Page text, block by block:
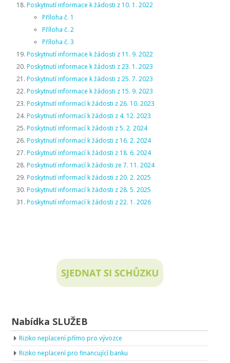
Poskytnutí informace k žádosti z 10. 1. 2022
Příloha č. 1
Příloha č. 2
Příloha č. 3
Poskytnutí informace k žádosti z 11. 9. 2022
Poskytnutí informace k žádosti z 23. 1. 2023
Poskytnutí informace k žádosti z 25. 7. 2023
Poskytnutí informace k žádosti z 15. 9. 2023
Poskytnutí informací k žádosti z 26. 10. 2023
Poskytnutí informací k žádosti z 4. 12. 2023
Poskytnutí informací k žádosti z 5. 2. 2024
Poskytnutí informací k žádosti z 16. 2. 2024
Poskytnutí informací k žádosti z 18. 6. 2024
Poskytnutí informací k žádosti ze 7. 11. 2024
Poskytnutí informací k žádosti z 20. 2. 2025
Poskytnutí informací k žádosti z 28. 5. 2025
Poskytnutí informací k žádosti z 22. 1. 2026
Nabídka SLUŽEB
Riziko neplacení přímo pro vývozce
Riziko neplacení pro financující banku